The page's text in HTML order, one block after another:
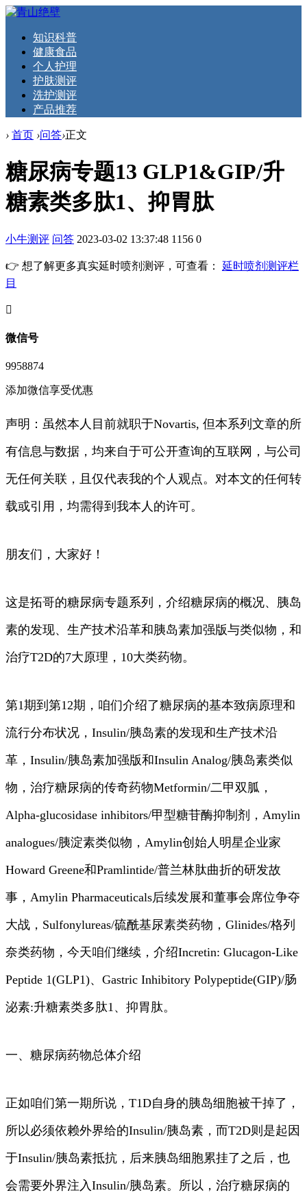
知识科普
健康食品
个人护理
护肤测评
洗护测评
产品推荐
› 首页 ›问答›正文
糖尿病专题13 GLP1&GIP/升
糖素类多肽1、抑胃肽
小牛测评 问答 2023-03-02 13:37:48 1156 0
👉 想了解更多真实延时喷剂测评，可查看： 延时喷剂测评栏
目
󦘖
微信号
9958874
添加微信享受优惠
声明：虽然本人目前就职于Novartis, 但本系列文章的所
有信息与数据，均来自于可公开查询的互联网，与公司
无任何关联，且仅代表我的个人观点。对本文的任何转
载或引用，均需得到我本人的许可。
朋友们，大家好！
这是拓哥的糖尿病专题系列，介绍糖尿病的概况、胰岛
素的发现、生产技术沿革和胰岛素加强版与类似物，和
治疗T2D的7大原理，10大类药物。
第1期到第12期，咱们介绍了糖尿病的基本致病原理和
流行分布状况，Insulin/胰岛素的发现和生产技术沿
革，Insulin/胰岛素加强版和Insulin Analog/胰岛素类似
物，治疗糖尿病的传奇药物Metformin/二甲双胍，
Alpha-glucosidase inhibitors/甲型糖苷酶抑制剂，Amylin
analogues/胰淀素类似物，Amylin创始人明星企业家
Howard Greene和Pramlintide/普兰林肽曲折的研发故
事，Amylin Pharmaceuticals后续发展和董事会席位争夺
大战，Sulfonylureas/硫酰基尿素类药物，Glinides/格列
奈类药物，今天咱们继续，介绍Incretin: Glucagon-Like
Peptide 1(GLP1)、Gastric Inhibitory Polypeptide(GIP)/肠
泌素:升糖素类多肽1、抑胃肽。
一、糖尿病药物总体介绍
正如咱们第一期所说，T1D自身的胰岛细胞被干掉了，
所以必须依赖外界给的Insulin/胰岛素，而T2D则是起因
于Insulin/胰岛素抵抗，后来胰岛细胞累挂了之后，也
会需要外界注入Insulin/胰岛素。所以，治疗糖尿病的